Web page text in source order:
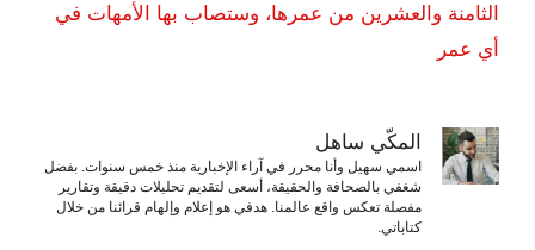
الثامنة والعشرين من عمرها، وستصاب بها الأمهات في
أي عمر
المكّي ساهل
اسمي سهيل وأنا محرر في آراء الإخبارية منذ خمس سنوات. بفضل
شغفي بالصحافة والحقيقة، أسعى لتقديم تحليلات دقيقة وتقارير
مفصلة تعكس واقع عالمنا. هدفي هو إعلام وإلهام قرائنا من خلال
كتاباتي.